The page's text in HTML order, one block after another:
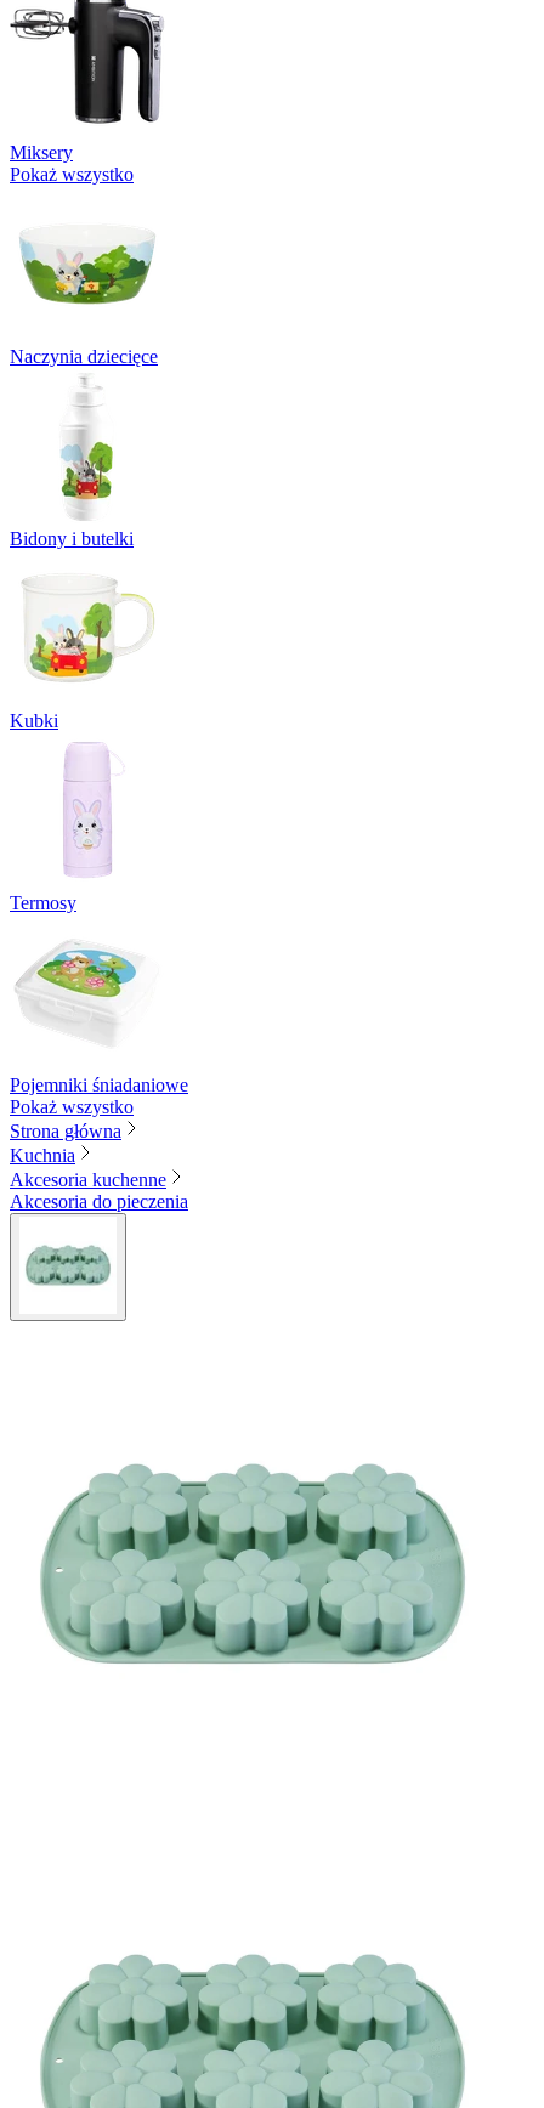
Miksery
Pokaż wszystko
Naczynia dziecięce
Bidony i butelki
Kubki
Termosy
Pojemniki śniadaniowe
Pokaż wszystko
Strona główna
Kuchnia
Akcesoria kuchenne
Akcesoria do pieczenia